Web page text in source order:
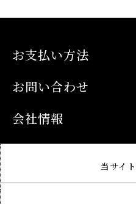
お支払い方法
お問い合わせ
会社情報
当サイ